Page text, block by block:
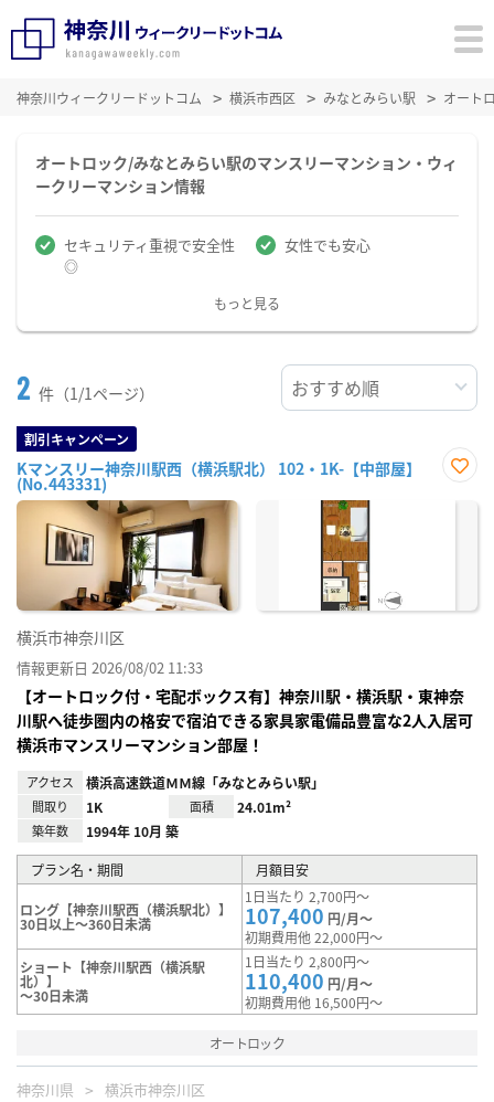
神奈川ウィークリードットコム 横浜市西区 みなとみらい駅 オート
オートロック/みなとみらい駅のマンスリーマンション・ウィ
ークリーマンション情報
セキュリティ重視で安全性
◎
女性でも安心
もっと見る
2 件（1/1ページ）
割引キャンペーン
Kマンスリー神奈川駅西（横浜駅北） 102・1K-【中部屋】
(No.443331)
に入
横浜市神奈川区
情報更新日 2026/08/02 11:33
【オートロック付・宅配ボックス有】神奈川駅・横浜駅・東神奈
川駅へ徒歩圏内の格安で宿泊できる家具家電備品豊富な2人入居可
横浜市マンスリーマンション部屋！
アクセス 横浜高速鉄道ＭＭ線「みなとみらい駅」
間取り 1K 面積 24.01m²
築年数 1994年 10月 築
プラン名・期間 月額目安
ロング【神奈川駅西（横浜駅北）】
30日以上～360日未満
1日当たり 2,700円～
107,400 円/月～
初期費用他 22,000円～
ショート【神奈川駅西（横浜駅
北）】
～30日未満
1日当たり 2,800円～
110,400 円/月～
初期費用他 16,500円～
オートロック
神奈川県 横浜市神奈川区